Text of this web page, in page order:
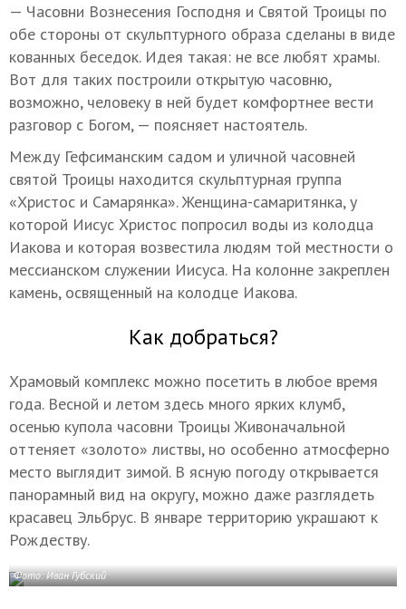
— Часовни Вознесения Господня и Святой Троицы по
обе стороны от скульптурного образа сделаны в виде
кованных беседок. Идея такая: не все любят храмы.
Вот для таких построили открытую часовню,
возможно, человеку в ней будет комфортнее вести
разговор с Богом, — поясняет настоятель.
Между Гефсиманским садом и уличной часовней
святой Троицы находится скульптурная группа
«Христос и Самарянка». Женщина-самаритянка, у
которой Иисус Христос попросил воды из колодца
Иакова и которая возвестила людям той местности о
мессианском служении Иисуса. На колонне закреплен
камень, освященный на колодце Иакова.
Как добраться?
Храмовый комплекс можно посетить в любое время
года. Весной и летом здесь много ярких клумб,
осенью купола часовни Троицы Живоначальной
оттеняет «золото» листвы, но особенно атмосферно
место выглядит зимой. В ясную погоду открывается
панорамный вид на округу, можно даже разглядеть
красавец Эльбрус. В январе территорию украшают к
Рождеству.
Фото: Иван Губский